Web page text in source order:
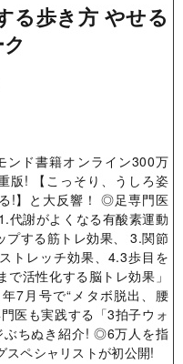
る歩き方 やせる
ンド書籍オンライン300万
版! 【こっそり、うしろ姿
!】と大反響！ ◎足専門医
代謝がよくなる有酸素運動
プする筋トレ効果、 3.関節
トレッチ効果、4.3歩目を
で活性化する脳トレ効果」
7月号で“メタボ脱出、腰
医も実践する「3拍子ウォ
ぶちぬき紹介! ◎6万人を指
スペシャリストが初公開!